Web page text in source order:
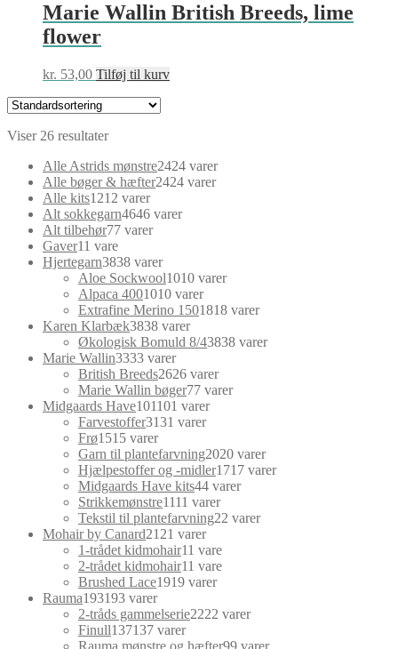
Marie Wallin British Breeds, lime
flower
kr. 53,00 Tilføj til kurv
Viser 26 resultater
Alle Astrids mønstre2424 varer
Alle bøger & hæfter2424 varer
Alle kits1212 varer
Alt sokkegarn4646 varer
Alt tilbehør77 varer
Gaver11 vare
Hjertegarn3838 varer
Aloe Sockwool1010 varer
Alpaca 4001010 varer
Extrafine Merino 1501818 varer
Karen Klarbæk3838 varer
Økologisk Bomuld 8/43838 varer
Marie Wallin3333 varer
British Breeds2626 varer
Marie Wallin bøger77 varer
Midgaards Have101101 varer
Farvestoffer3131 varer
Frø1515 varer
Garn til plantefarvning2020 varer
Hjælpestoffer og -midler1717 varer
Midgaards Have kits44 varer
Strikkemønstre1111 varer
Tekstil til plantefarvning22 varer
Mohair by Canard21 21 varer
1-trådet kidmohair11 vare
2-trådet kidmohair11 vare
Brushed Lace1919 varer
Rauma193193 varer
2-tråds gammelserie2222 varer
Finull137137 varer
Rauma mønstre og hæfter99 varer